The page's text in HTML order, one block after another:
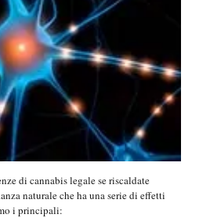
di cannabis legale se riscaldate
naturale che ha una serie di effetti
i principali: